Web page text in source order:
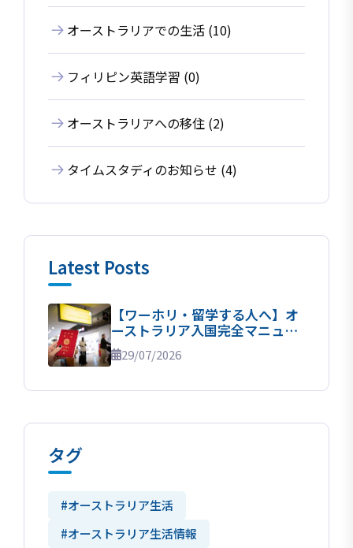
オーストラリアでの生活 (10)
フィリピン英語学習 (0)
オーストラリアへの移住 (2)
タイムスタディのお知らせ (4)
Latest Posts
【ワーホリ・留学する人へ】オ
ーストラリア入国完全マニュア
ル！29/07/2026
タグ
#オーストラリア生活
#オーストラリア生活情報